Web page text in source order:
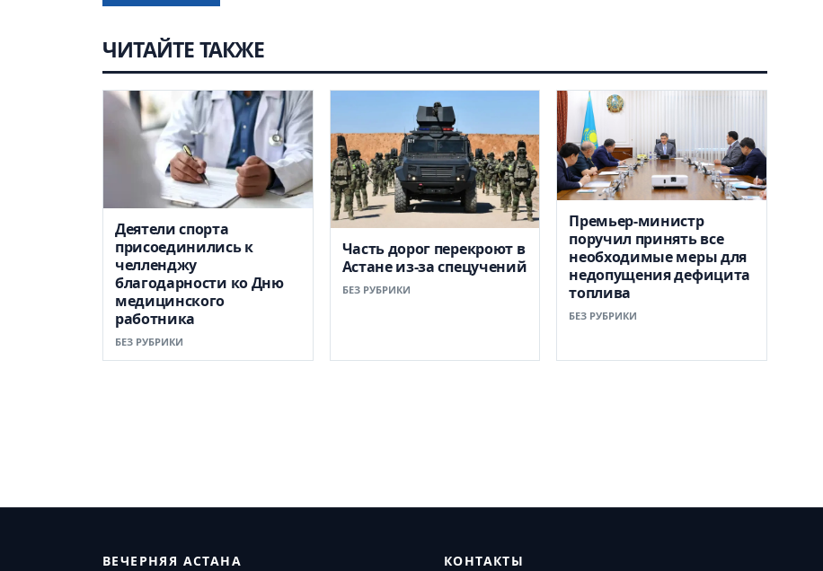
ЧИТАЙТЕ ТАКЖЕ
Деятели спорта
присоединились к
челленджу
благодарности ко Дню
медицинского
работника
БЕЗ РУБРИКИ
Часть дорог перекроют в
Астане из-за спецучений
БЕЗ РУБРИКИ
Премьер-министр
поручил принять все
необходимые меры для
недопущения дефицита
топлива
БЕЗ РУБРИКИ
ВЕЧЕРНЯЯ АСТАНА КОНТАКТЫ